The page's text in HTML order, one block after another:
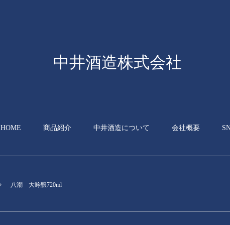
中井酒造株式会社
HOME 商品紹介 中井酒造について 会社概要
八潮 大吟醸720ml